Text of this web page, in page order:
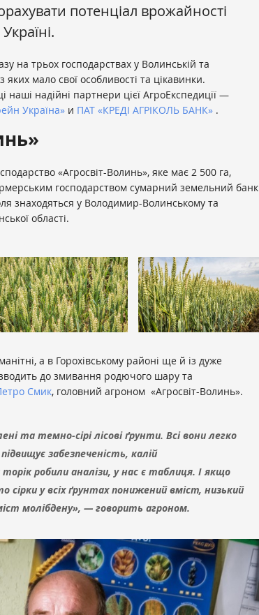
потенціал врожайності
на трьох господарствах у Волинській та
яких мало свої особливості та цікавинки.
наші надійні партнери цієї АгроЕкспедиції —
Україна» и ПАТ «КРЕДІ АГРІКОЛЬ БАНК» .
«Агросвіт-Волинь», яке має 2 500 га,
господарством сумарний земельний банк
знаходяться у Володимир-Волинському та
області.
а в Горохівському районі ще й із дуже
до змивання родючого шару та
Смик, головний агроном «Агросвіт-Волинь».
та темно-сірі лісові ґрунти. Всі вони легко
забезпеченість, калій
робили аналізи, у нас є таблиця. І якщо
сірки у всіх ґрунтах понижений вміст, низький
молібдену», — говорить агроном.